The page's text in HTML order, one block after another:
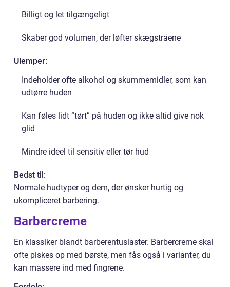
Billigt og let tilgængeligt
Skaber god volumen, der løfter skægstråene
Ulemper:
Indeholder ofte alkohol og skummemidler, som kan
udtørre huden
Kan føles lidt “tørt” på huden og ikke altid give nok
glid
Mindre ideel til sensitiv eller tør hud
Bedst til:
Normale hudtyper og dem, der ønsker hurtig og
ukompliceret barbering.
Barbercreme
En klassiker blandt barberentusiaster. Barbercreme skal
ofte piskes op med børste, men fås også i varianter, du
kan massere ind med fingrene.